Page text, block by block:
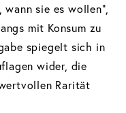
sie es wollen",
mit Konsum zu
spiegelt sich in
wider, die
Rarität